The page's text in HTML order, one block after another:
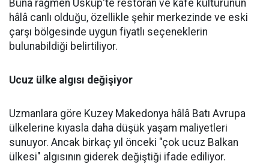
Buna rağmen Üsküp'te restoran ve kafe kültürünün
hâlâ canlı olduğu, özellikle şehir merkezinde ve eski
çarşı bölgesinde uygun fiyatlı seçeneklerin
bulunabildiği belirtiliyor.
Ucuz ülke algısı değişiyor
Uzmanlara göre Kuzey Makedonya hâlâ Batı Avrupa
ülkelerine kıyasla daha düşük yaşam maliyetleri
sunuyor. Ancak birkaç yıl önceki "çok ucuz Balkan
ülkesi" algısının giderek değiştiği ifade ediliyor.